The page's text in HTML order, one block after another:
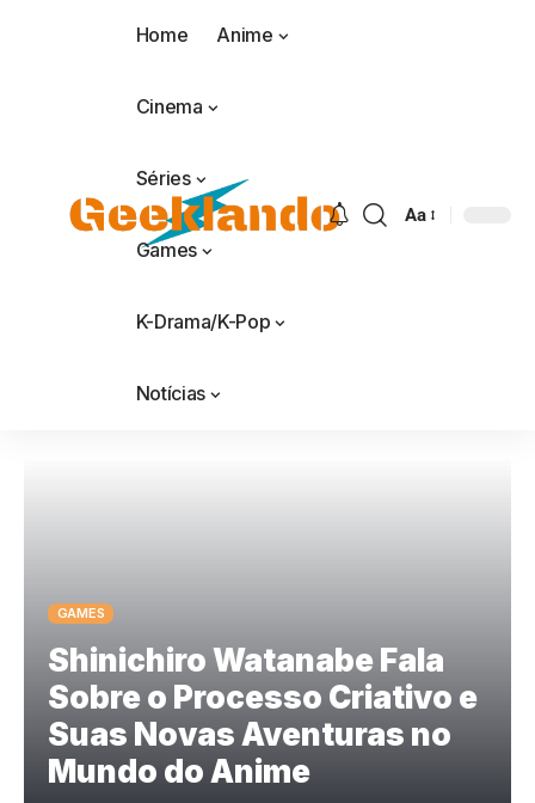
Home Anime
Cinema
Séries
Games
K-Drama/K-Pop
Notícias
Aa
GAMES
Shinichiro Watanabe Fala
Sobre o Processo Criativo e
Suas Novas Aventuras no
Mundo do Anime